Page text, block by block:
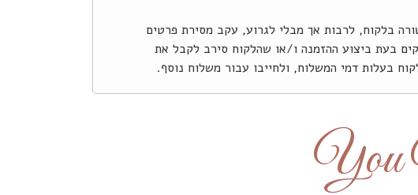
בלקוח, לרבות אך מבלי לגרוע, עקב מסירת פרטים
בעת ביצוע ההזמנה ו/או שהלקוח סירב לקבל את
בעלות דמי המשלוח, ולחייבו עבור משלוח נוסף.